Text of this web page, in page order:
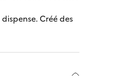
Créé des